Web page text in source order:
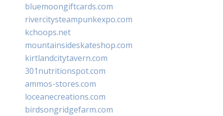
bluemoongiftcards.com
rivercitysteampunkexpo.com
kchoops.net
mountainsideskateshop.com
kirtlandcitytavern.com
301nutritionspot.com
ammos-stores.com
loceanecreations.com
birdsongridgefarm.com